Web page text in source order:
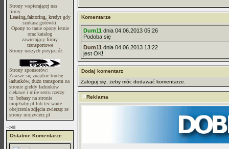
Strony wspierającej nas
firmy:
Leasing,faktoring, kredytgdy
szukasz gotówki.
Oponyto tanie opony letnie
oraz katalog
zawierający firmy
transportowe
Strony naszych przyjaciół:
Strony sponsorów:
Zawsze się znajdzie trochę
ładunków, dużo transportu na
stronie giełdy ładunków
ciekawe i miłe sercu rzeczy
to: bobasy na stronie
mojebaby.pl lub też warte
obejrzenia zdjęcia zwierząt ze
strony mojzwierz.pl
-->lll
Ostatnie Komentarze
Komentarze
Dum11 dnia 04.06.2013 05:26
Podoba się
Dum11 dnia 04.06.2013 13:22
jest OK!
Dodaj komentarz
Zaloguj się, żeby móc dodawać komentarze.
Reklama